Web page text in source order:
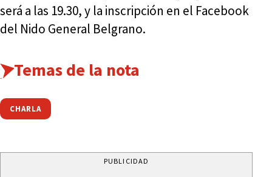
será a las 19.30, y la inscripción en el Facebook
del Nido General Belgrano.
Temas de la nota
CHARLA
PUBLICIDAD